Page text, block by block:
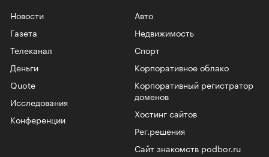
Новости
Газета
Телеканал
Авто
Недвижимость
Спорт
Корпоративное облако
Корпоративный регистратор
доменов
Хостинг сайтов
Рег.решения
Сайт знакомств podbor.ru
Деньги
Quote
Исследования
Конференции